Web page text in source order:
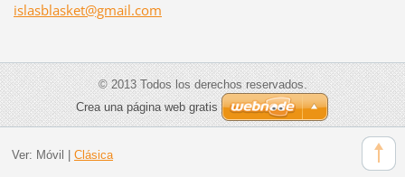
islasblasket@gmail.com
© 2013 Todos los derechos reservados.
Crea una página web gratis
Ver: Móvil | Clásica